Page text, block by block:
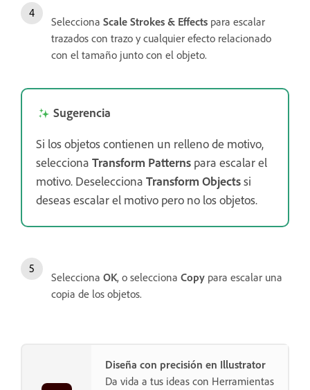
Selecciona Scale Strokes & Effects para escalar
trazados con trazo y cualquier efecto relacionado
con el tamaño junto con el objeto.
Sugerencia
Si los objetos contienen un relleno de motivo,
selecciona Transform Patterns para escalar el
motivo. Deselecciona Transform Objectssi
deseas escalar el motivo pero no los objetos.
Selecciona OK, o selecciona Copy para escalar una
copia de los objetos.
Diseña con precisión en Illustrator
Da vida a tus ideas con Herramientas